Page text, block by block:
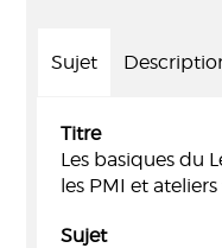
Sujet
Titre
Les basiques du
les PMI et
Sujet